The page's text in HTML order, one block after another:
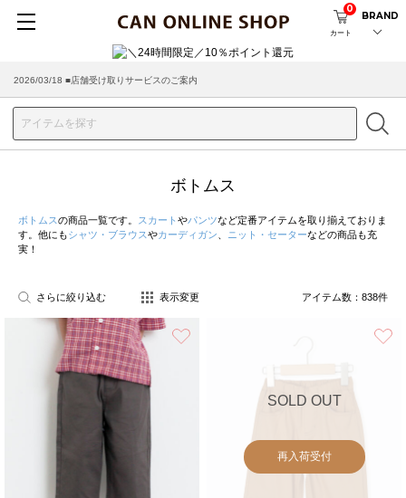
カート
0
BRAND
2026/08/04 ■8/13(木)AM2:00～サイトメンテナンス実施のお知らせ
2026/03/18 ■店舗受け取りサービスのご案内
ボトムス
ボトムスの商品一覧です。 スカート やパンツなど定番アイテムを取り揃えておりま
す。他にもシャツ・ブラウスやカーディガン ニット・セーターなどの商品も充
実！
さらに絞り込む 表示変更 アイテム数： 838件
SOLD OUT
再入荷受付